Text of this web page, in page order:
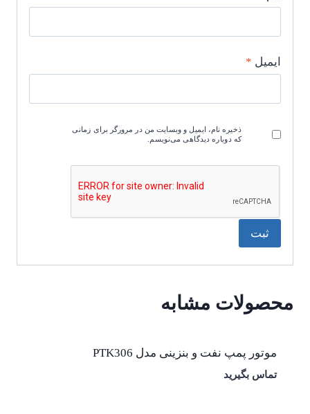
ایمیل *
ذخیره نام، ایمیل و وبسایت من در مرورگر برای زمانی
که دوباره دیدگاهی می‌نویسم.
محصولات مشابه
موتور پمپ نفت و بنزینی مدل PTK306
تماس بگیرید